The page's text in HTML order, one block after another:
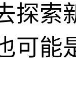
探索
可能